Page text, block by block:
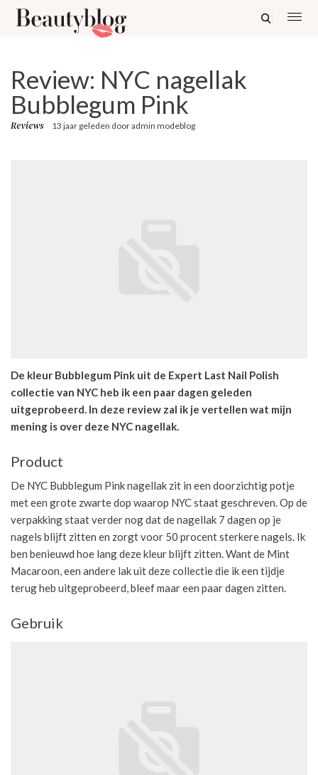
Review: NYC nagellak
Bubblegum Pink
Reviews 13 jaar geleden dooradmin modeblog
De kleur Bubblegum Pink uit de Expert Last Nail Polish
collectie van NYC heb ik een paar dagen geleden
uitgeprobeerd. In deze review zal ik je vertellen wat mijn
mening is over deze NYC nagellak.
Product
De NYC Bubblegum Pink nagellak zit in een doorzichtig potje
met een grote zwarte dop waarop NYC staat geschreven. Op de
verpakking staat verder nog dat de nagellak 7 dagen op je
nagels blijft zitten en zorgt voor 50 procent sterkere nagels. Ik
ben benieuwd hoe lang deze kleur blijft zitten. Want de Mint
Macaroon, een andere lak uit deze collectie die ik een tijdje
terug heb uitgeprobeerd, bleef maar een paar dagen zitten.
Gebruik